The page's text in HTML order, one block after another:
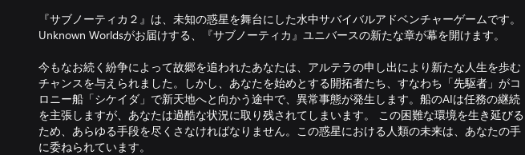
『サブノーティカ２』は、未知の惑星を舞台にした水中サバイバルアドベンチャーゲームです。
Unknown Worldsがお届けする、『サブノーティカ』ユニバースの新たな章が幕を開けます。
今もなお続く紛争によって故郷を追われたあなたは、アルテラの申し出により新たな人生を歩む
チャンスを与えられました。しかし、あなたを始めとする開拓者たち、すなわち「先駆者」がコ
ロニー船「シケイダ」で新天地へと向かう途中で、異常事態が発生します。船のAIは任務の継続
を主張しますが、あなたは過酷な状況に取り残されてしまいます。 この困難な環境を生き延びる
ため、あらゆる手段を尽くさなければなりません。この惑星における人類の未来は、あなたの手
に委ねられています。